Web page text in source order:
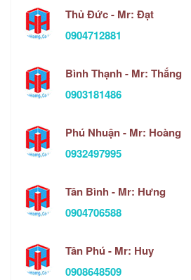
Thủ Đức - Mr: Đạt
0904712881
Bình Thạnh - Mr: Thắng
0903181486
Phú Nhuận - Mr: Hoàng
0932497995
Tân Bình - Mr: Hưng
0904706588
Tân Phú - Mr: Huy
0908648509